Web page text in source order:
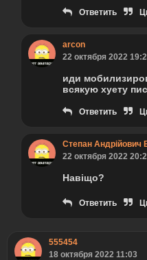
Ответить
arcon
22 октября 2022
иди
всякую хуету
Ответить
Степан Андрійович
22 октября 2022
Навіщо?
Ответить
555454
18 октября 2022 11:03